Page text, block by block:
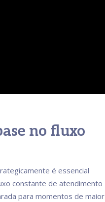
no fluxo
é essencial
constante de atendimento
para momentos de maior